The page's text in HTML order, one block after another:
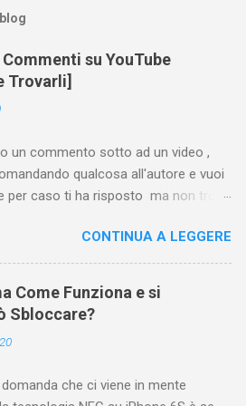
su YouTube
Trovarli]
un commento sotto ad un video ,
qualcosa all'autore e vuoi
per caso ti ha risposto ma non trovi
voce del tipo " cronologia commenti
" o cose simili? Vuoi sapere come
accedi dal tuo computer (PC/Mac)
smartphone (Android o iPhone)
? In questa guida ti mostrerò dove
commenti di YouTube , ossia
la risposta é positiva ma mi ci è
CONTINUA A LEGGERE
Come Funziona e si
Sbloccare?
che ci viene in mente